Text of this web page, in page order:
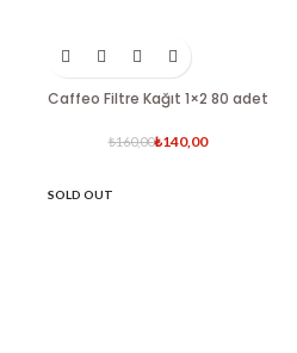
Caffeo Filtre Kağıt 1×2 80 adet
₺160,00₺140,00
SOLD OUT